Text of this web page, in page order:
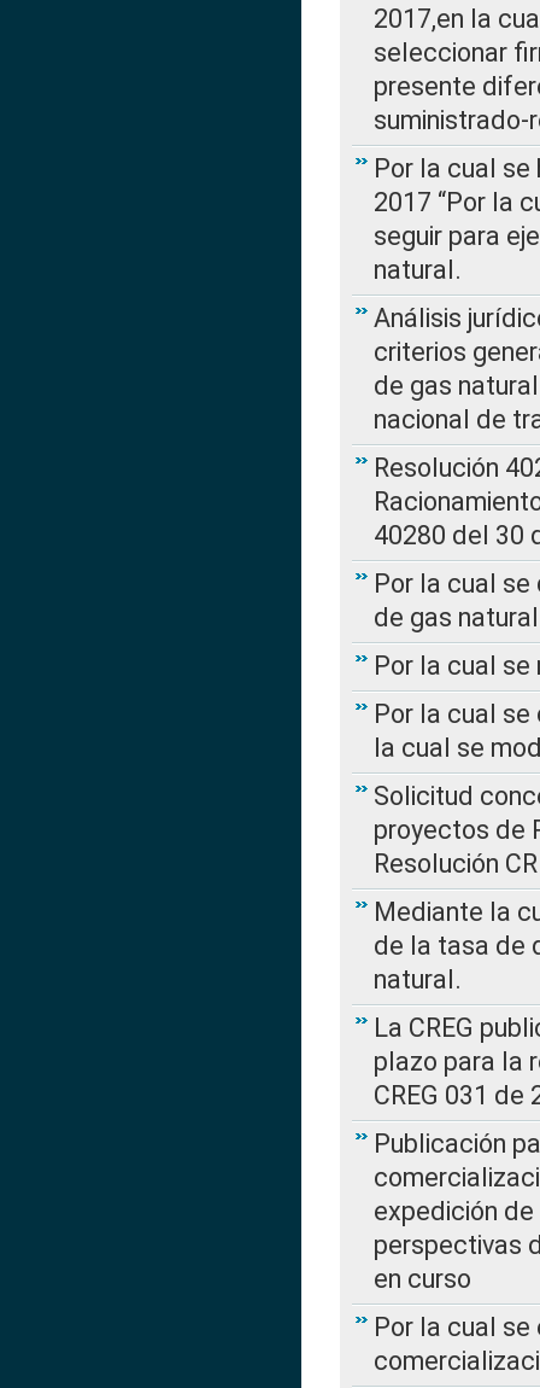
2017,en la
seleccionar
presente
Por la cual se
2017 “Por la
seguir para
natural.
Análisis
criterios
de gas
nacional de
Resolución
40280 del 30
Por la cual
de gas natural
Por la cual se
Por la cual se
la cual se
Solicitud
proyectos de
Resolución
Mediante la
de la tasa de
natural.
La CREG
plazo para la
CREG 031 de
Publicación
expedición de
perspectivas
en curso
Por la cual